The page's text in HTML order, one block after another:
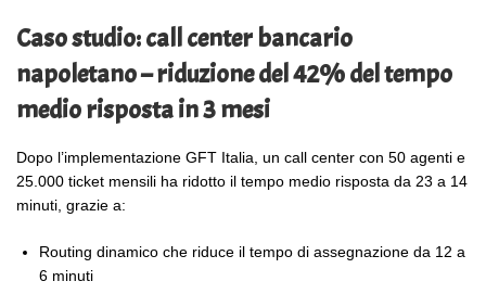
Caso studio: call center bancario
napoletano – riduzione del 42% del tempo
medio risposta in 3 mesi
Dopo l’implementazione GFT Italia, un call center con 50 agenti e
25.000 ticket mensili ha ridotto il tempo medio risposta da 23 a 14
minuti, grazie a:
Routing dinamico che riduce il tempo di assegnazione da 12 a
6 minuti